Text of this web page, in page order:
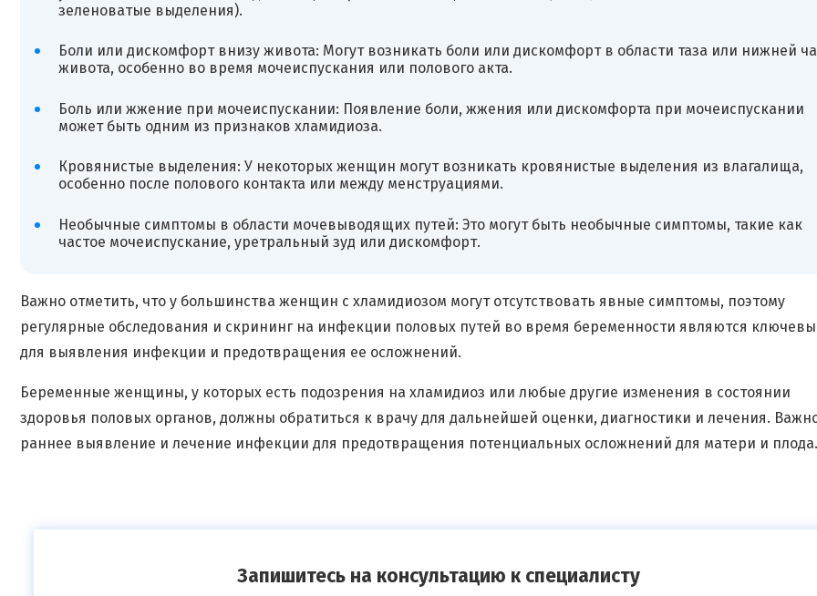
зеленоватые выделения).
Боли или дискомфорт внизу живота: Могут возникать боли или дискомфорт в области таза или нижней
живота, особенно во время мочеиспускания или полового акта.
Боль или жжение при мочеиспускании: Появление боли, жжения или дискомфорта при мочеиспускании
может быть одним из признаков хламидиоза.
Кровянистые выделения: У некоторых женщин могут возникать кровянистые выделения из влагалища,
особенно после полового контакта или между менструациями.
Необычные симптомы в области мочевыводящих путей: Это могут быть необычные симптомы, такие как
частое мочеиспускание, уретральный зуд или дискомфорт.
Важно отметить, что у большинства женщин с хламидиозом могут отсутствовать явные симптомы, поэтому
регулярные обследования и скрининг на инфекции половых путей во время беременности являются
для выявления инфекции и предотвращения ее осложнений.
Беременные женщины, у которых есть подозрения на хламидиоз или любые другие изменения в состоянии
здоровья половых органов, должны обратиться к врачу для дальнейшей оценки, диагностики и лечения.
раннее выявление и лечение инфекции для предотвращения потенциальных осложнений для матери и плода.
Запишитесь на консультацию к специалисту